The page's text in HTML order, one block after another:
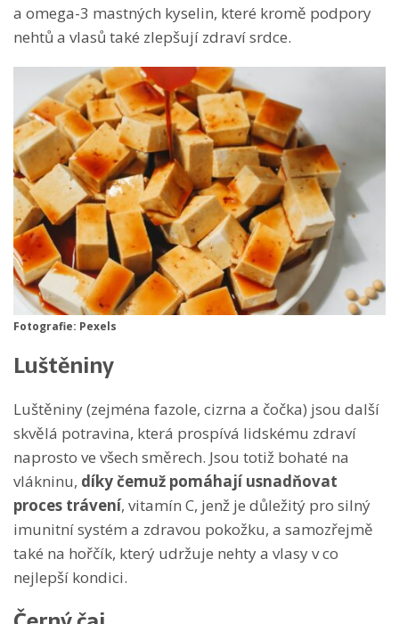
a omega-3 mastných kyselin, které kromě podpory
nehtů a vlasů také zlepšují zdraví srdce.
Fotografie: Pexels
Luštěniny
Luštěniny (zejména fazole, cizrna a čočka) jsou další
skvělá potravina, která prospívá lidskému zdraví
naprosto ve všech směrech. Jsou totiž bohaté na
vlákninu, díky čemuž pomáhají usnadňovat
proces trávení, vitamín C, jenž je důležitý pro silný
imunitní systém a zdravou pokožku, a samozřejmě
také na hořčík, který udržuje nehty a vlasy v co
nejlepší kondici.